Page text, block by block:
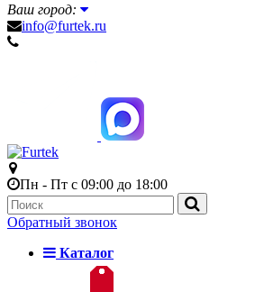
Ваш город:
info@furtek.ru
Пн - Пт с 09:00 до 18:00
Обратный звонок
Каталог